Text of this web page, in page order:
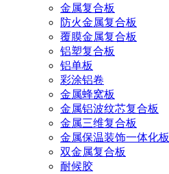
金属复合板
防火金属复合板
覆膜金属复合板
铝塑复合板
铝单板
彩涂铝卷
金属蜂窝板
金属铝波纹芯复合板
金属三维复合板
金属保温装饰一体化板
双金属复合板
耐候胶